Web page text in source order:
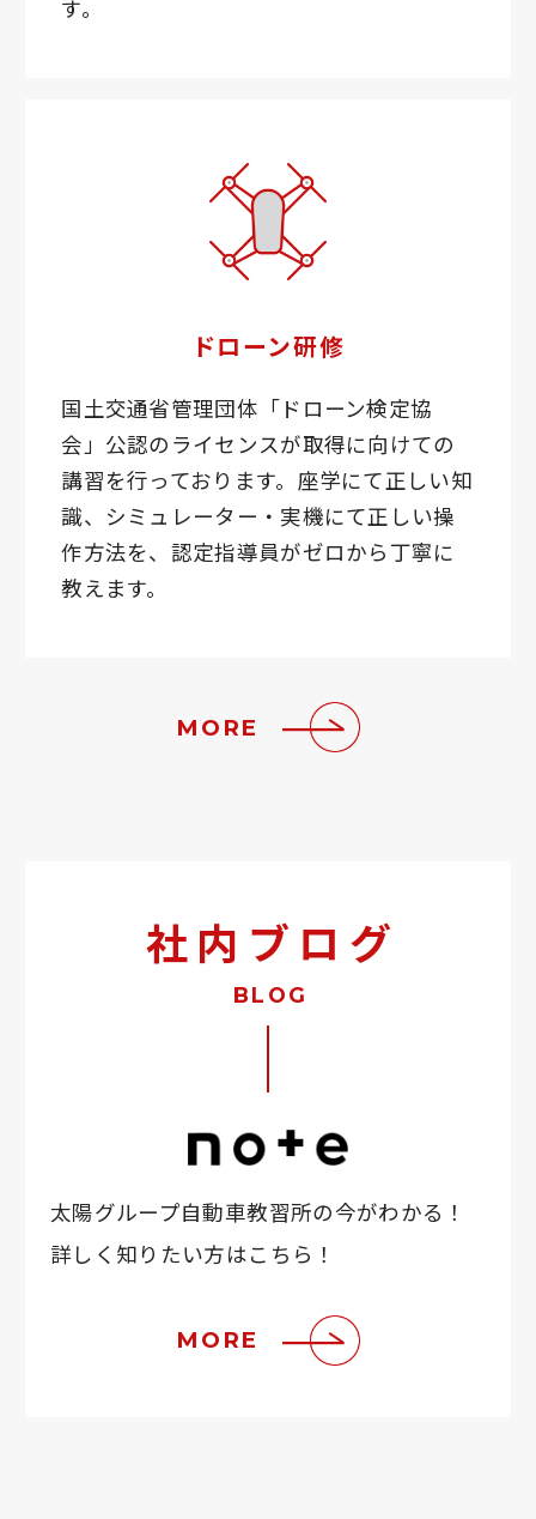
MORE
す。
ドローン研修
国土交通省管理団体「ドローン検定協
会」公認のライセンスが取得に向けての
講習を行っております。座学にて正しい知
識、シミュレーター・実機にて正しい操
作方法を、認定指導員がゼロから丁寧に
教えます。
社内ブログ
BLOG
太陽グループ自動車教習所の今がわかる！
詳しく知りたい方はこちら！
MORE